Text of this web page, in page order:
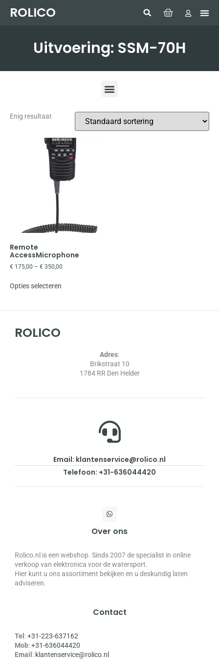
ROLICO
Uitvoering: SSM-70H
Enig resultaat
Remote
AccessMicrophone
€ 175,00 – € 350,00
Opties selecteren
ROLICO
Adres:
Brikstraat 10
1784 RR Den Helder
Email: klantenservice@rolico.nl
Telefoon: +31-636044420
Over ons
Rolico.nl is een webshop. Sinds 2007 de specialist in online
verkoop van elektronica voor de watersport.
Hier kunt u ons assortiment bekijken en u deskundig laten
adviseren.
Contact
Tel :+31-223-637162
Mob:+31-636044420
Email : klantenservice@rolico.nl